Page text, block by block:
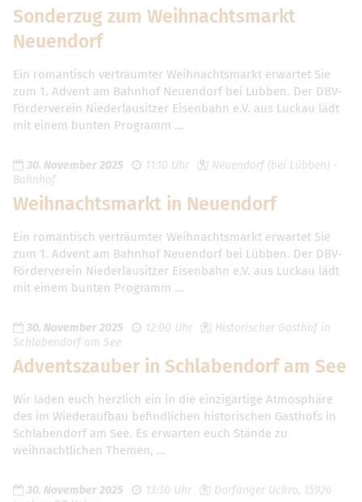
Sonderzug zum Weihnachtsmarkt
Neuendorf
Ein romantisch verträumter Weihnachtsmarkt erwartet Sie
zum 1. Advent am Bahnhof Neuendorf bei Lübben. Der DBV-
Förderverein Niederlausitzer Eisenbahn e.V. aus Luckau lädt
mit einem bunten Programm …
30. November 2025 11:10 Uhr
Neuendorf (bei Lübben) -
Bahnhof
Weihnachtsmarkt in Neuendorf
Ein romantisch verträumter Weihnachtsmarkt erwartet Sie
zum 1. Advent am Bahnhof Neuendorf bei Lübben. Der DBV-
Förderverein Niederlausitzer Eisenbahn e.V. aus Luckau lädt
mit einem bunten Programm …
30. November 2025 12:00 Uhr
Historischer Gasthof in
Schlabendorf am See
Adventszauber in Schlabendorf am See
Wir laden euch herzlich ein in die einzigartige Atmosphäre
des im Wiederaufbau befindlichen historischen Gasthofs in
Schlabendorf am See. Es erwarten euch Stände zu
weihnachtlichen Themen, …
30. November 2025 13:30 Uhr
Dorfanger Uckro, 15926